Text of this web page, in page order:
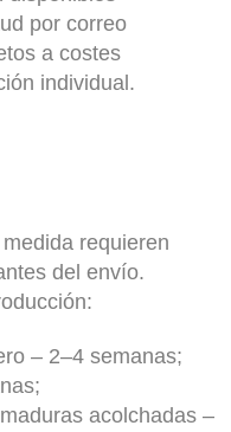
por correo
a costes
individual.
requieren
del envío.
– 2–4 semanas;
acolchadas –